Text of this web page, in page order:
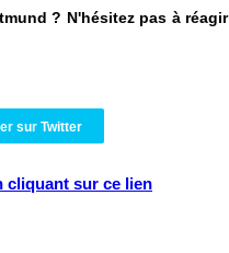
? N'hésitez pas à réagir
sur Twitter
cliquant sur ce lien